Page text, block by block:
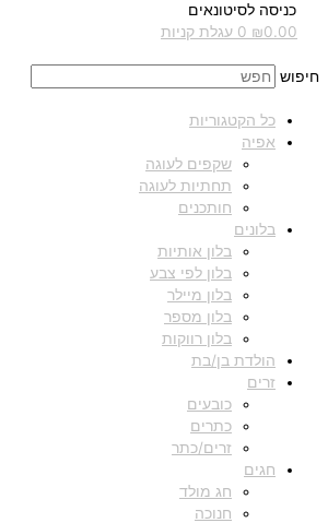
כניסה לסיטונאים
₪0.00
0 עגלת קניות
חיפוש
כל הקטגוריות
אפיה
שקפים לעוגה
תחתיות לעוגה
חותכנים
בלונים
בלון אותיות
בלון לפי צבע
בלון מיילר
בלון מספר
בלון רווקות
הולדת בן/בת
זרים
כובעים
כתרים
זרים/כתר
חגים
חג מולד
חנוכה